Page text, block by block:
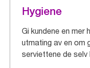
Hygiene
Gi kundene en mer
utmating av en om
serviettene de selv